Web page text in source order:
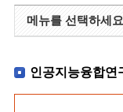
메뉴를 선택하세
인공지능융합연